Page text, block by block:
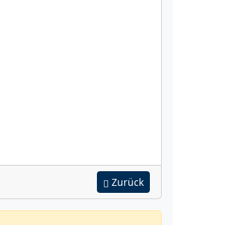
Zurück